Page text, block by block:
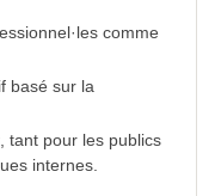
comme
basé sur la
tant pour les publics
internes.